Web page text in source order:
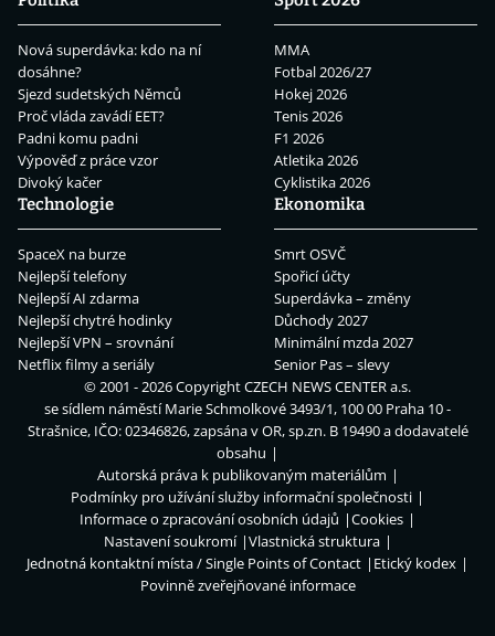
Nová superdávka: kdo na ní
dosáhne?
Sjezd sudetských Němců
Proč vláda zavádí EET?
Padni komu padni
Výpověď z práce vzor
Divoký kačer
MMA
Fotbal 2026/27
Hokej 2026
Tenis 2026
F1 2026
Atletika 2026
Cyklistika 2026
Technologie
SpaceX na burze
Nejlepší telefony
Nejlepší AI zdarma
Nejlepší chytré hodinky
Nejlepší VPN – srovnání
Netflix filmy a seriály
Ekonomika
Smrt OSVČ
Spořicí účty
Superdávka – změny
Důchody 2027
Minimální mzda 2027
Senior Pas – slevy
© 2001 - 2026 CopyrightCZECH NEWS CENTER a.s.
se sídlem náměstí Marie Schmolkové 3493/1, 100 00 Praha 10 -
Strašnice, IČO: 02346826, zapsána v OR, sp.zn. B 19490 a dodavatelé
obsahu
Autorská práva k publikovaným materiálům
Podmínky pro užívání služby informační společnosti
Informace o zpracování osobních údajů
Cookies
Nastavení soukromí
Vlastnická struktura
Jednotná kontaktní místa / Single Points of Contact
Etický kodex
Povinně zveřejňované informace